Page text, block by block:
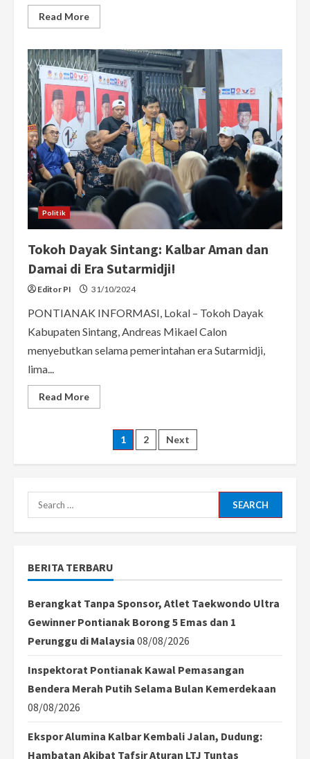
Read MoreRead
more
Mengalir
Deras,
Sutarmidji
Disebut
‘Bapak
Pemersatu’
oleh
Tokoh
Dayak
Sintang
Politik
Tokoh Dayak Sintang: Kalbar Aman dan
Damai di Era Sutarmidji!
Editor PI 31/10/2024
PONTIANAK INFORMASI, Lokal – Tokoh Dayak
Kabupaten Sintang, Andreas Mikael Calon
menyebutkan selama pemerintahan era Sutarmidji,
lima...
Read MoreRead
more
Sintang:
Kalbar
Aman
di
Posts
pagination
1 2 Next
Search
for:
BERITA TERBARU
Berangkat Tanpa Sponsor, Atlet Taekwondo Ultra
Gewinner Pontianak Borong 5 Emas dan 1
Perunggu di Malaysia 08/08/2026
Inspektorat Pontianak Kawal Pemasangan
Bendera Merah Putih Selama Bulan Kemerdekaan
08/08/2026
Ekspor Alumina Kalbar Kembali Jalan, Dudung:
Hambatan Akibat Tafsir Aturan LTJ Tuntas